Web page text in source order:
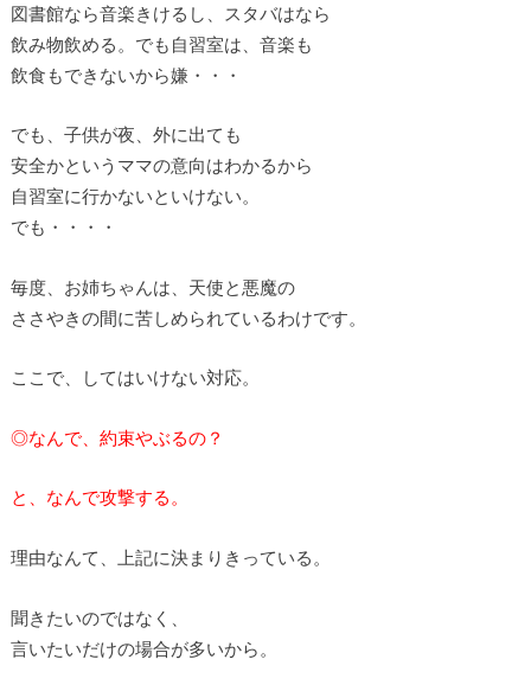
図書館なら音楽きけるし、スタバはなら
飲み物飲める。でも自習室は、音楽も
飲食もできないから嫌・・・
でも、子供が夜、外に出ても
安全かというママの意向はわかるから
自習室に行かないといけない。
でも・・・・
毎度、お姉ちゃんは、天使と悪魔の
ささやきの間に苦しめられているわけです。
ここで、してはいけない対応。
◎なんで、約束やぶるの？
と、なんで攻撃する。
理由なんて、上記に決まりきっている。
聞きたいのではなく、
言いたいだけの場合が多いから。